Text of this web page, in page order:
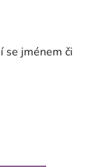
se jménem či